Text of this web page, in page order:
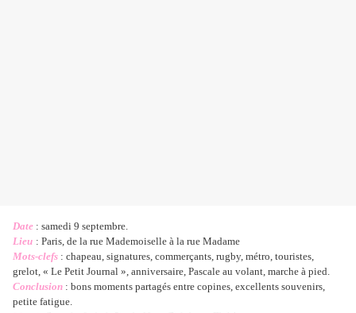
Date : samedi 9 septembre.
Lieu : Paris, de la rue Mademoiselle à la rue Madame
Mots-clefs : chapeau, signatures, commerçants, rugby, métro, touristes,
grelot, « Le Petit Journal », anniversaire, Pascale au volant, marche à pied.
Conclusion : bons moments partagés entre copines, excellents souvenirs,
petite fatigue.